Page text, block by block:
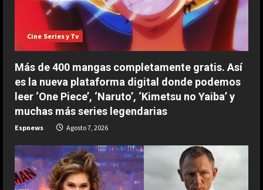
Cine Series y Tv
Más de 400 mangas completamente gratis. Así
es la nueva plataforma digital donde podemos
leer ‘One Piece’, ‘Naruto’, ‘Kimetsu no Yaiba’ y
muchas más series legendarias
Espnews Agosto 7, 2026
3
ESPAÑA
Un exnúmero uno sentencia a
Alcaraz: “No hay ninguna posibilidad
Agosto 7, 2026
4
ESPAÑA
Márquez reconoce su favoritismo
por primera vez: “A mi no me
cambia la vida…”
Agosto 7, 2026
ESPAÑA
Dura reflexión de Briatore sobre